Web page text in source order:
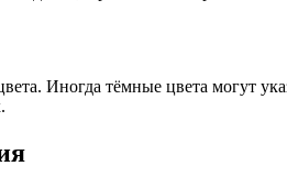
Иногда тёмные цвета